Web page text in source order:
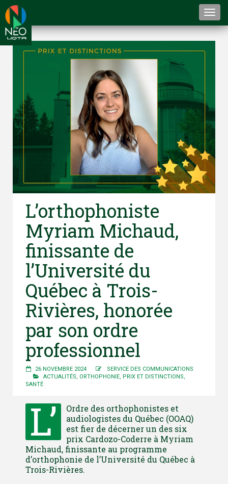
L’orthophoniste
Myriam Michaud,
finissante de
l’Université du
Québec à Trois-
Rivières, honorée
par son ordre
professionnel
26 NOVEMBRE 2024
SERVICE DES COMMUNICATIONS
ACTUALITÉS
ORTHOPHONIE PRIX ET DISTINCTIONS
SANTÉ
L’
Ordre des orthophonistes et
audiologistes du Québec (OOAQ)
est fier de décerner un des six
prix Cardozo-Coderre à Myriam
Michaud, finissante au programme
d’orthophonie de l’Université du Québec à
Trois-Rivières.